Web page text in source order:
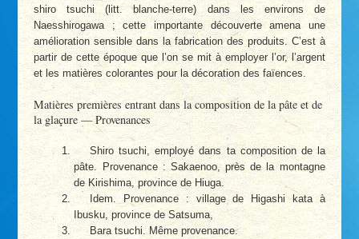
shiro tsuchi (litt. blanche-terre) dans les environs de
Naesshirogawa ; cette importante découverte amena une
amélioration sensible dans la fabrication des produits. C’est à
partir de cette époque que l’on se mit à employer l’or, l’argent
et les matières colorantes pour la décoration des faïences.
Matières premières entrant dans la composition de la pâte et de
la glaçure — Provenances
Shiro tsuchi, employé dans ta composition de la
pâte. Provenance : Sakaenoo, près de la montagne
de Kirishima, province de Hiuga.
Idem. Provenance : village de Higashi kata à
Ibusku, province de Satsuma,
Bara tsuchi. Même provenance.